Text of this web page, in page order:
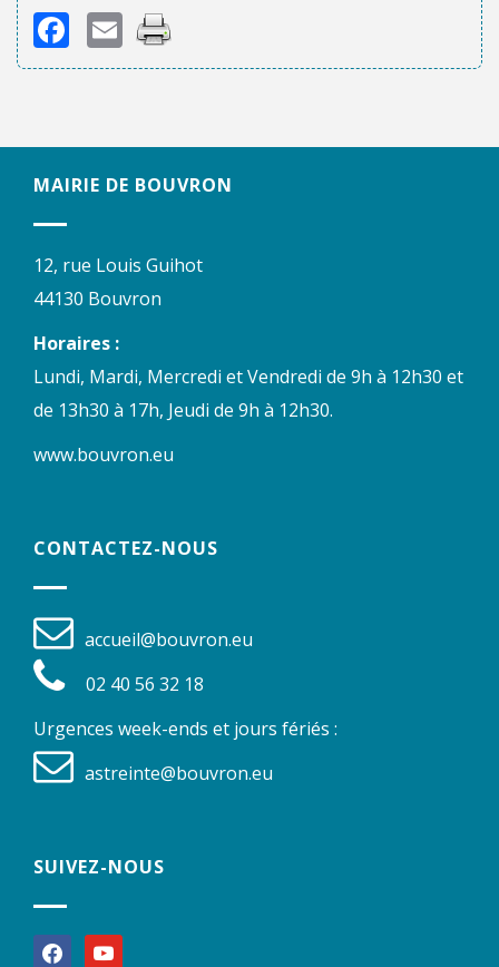
Facebook
Email
MAIRIE DE BOUVRON
12, rue Louis Guihot
44130 Bouvron
Horaires :
Lundi, Mardi, Mercredi et Vendredi de 9h à 12h30 et
de 13h30 à 17h, Jeudi de 9h à 12h30.
www.bouvron.eu
CONTACTEZ-NOUS
accueil@bouvron.eu
02 40 56 32 18
Urgences week-ends et jours fériés :
astreinte@bouvron.eu
SUIVEZ-NOUS
facebookyoutube